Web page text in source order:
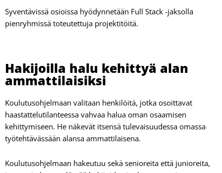
Syventävissä osioissa hyödynnetään Full Stack -jaksolla
pienryhmissä toteutettuja projektitöitä.
Hakijoilla halu kehittyä alan
ammattilaisiksi
Koulutusohjelmaan valitaan henkilöitä, jotka osoittavat
haastattelutilanteessa vahvaa halua oman osaamisen
kehittymiseen. He näkevät itsensä tulevaisuudessa omassa
työtehtävässään alansa ammattilaisena.
Koulutusohjelmaan hakeutuu sekä senioreita että junioreita,